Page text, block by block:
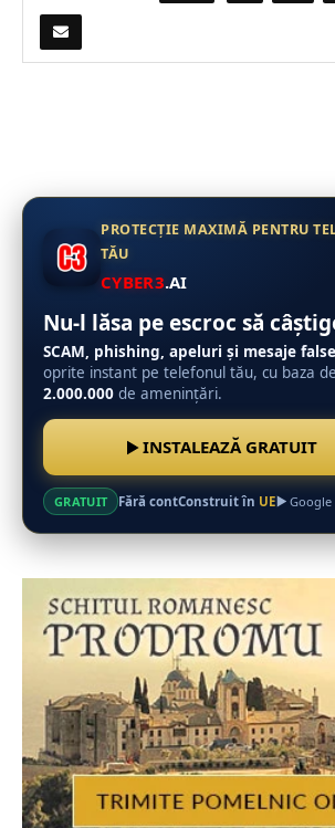
PROTECȚIE MAXIMĂ PENTRU
TĂU
CYBER3.AI
Nu-l lăsa pe escroc să
SCAM, phishing, apeluri și mesaje false
oprite instant pe telefonul tău, cu baza de
2.000.000 de amenințări.
INSTALEAZĂ GRATUIT
GRATUIT Fără contConstruit în UE Google